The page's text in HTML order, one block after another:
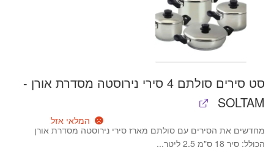
סט סירים סולתם 4 סירי נירוסטה מסדרת אורן -
SOLTAM
מחדשים את הסירים עם סולתם מארז סירי נירוסטה מסדרת אורן
הכולל: סיר 18 ס"מ 2.5 ליטר...
המלאי אזל